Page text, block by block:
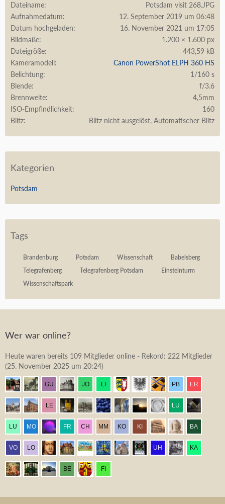
Dateiname
Potsdam visit 268.JPG
Aufnahmedatum
12. September 2019 um 06:48
Datum hochgeladen
16. November 2021 um 17:05
Bildmaße
1.200 × 1.600 px
Dateigröße
443,59 kB
Kameramodell
Canon PowerShot ELPH 360 HS
Belichtung
1/160 s
Blende
f/3.6
Brennweite
4,5mm
ISO-Empfindlichkeit
160
Blitz
Blitz nicht ausgelöst, Automatischer Blitz
Kategorien
Potsdam
Tags
Brandenburg Potsdam Wissenschaft
Babelsberg
Telegrafenberg
Telegrafenberg Potsdam
Einsteinturm
Wissenschaftspark
Wer war online?
Heute waren bereits 109 Mitglieder online - Rekord: 222 Mitglieder
(25. November 2025 um 20:24)